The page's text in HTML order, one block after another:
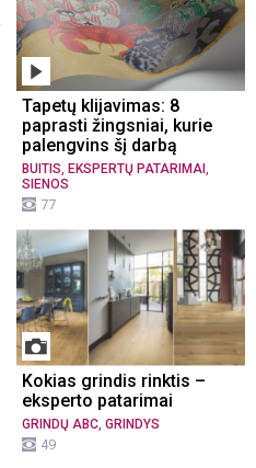
Tapetų klijavimas: 8
paprasti žingsniai, kurie
palengvins šį darbą
BUITIS EKSPERTŲ PATARIMAI
SIENOS
77
Kokias grindis rinktis –
eksperto patarimai
GRINDŲ ABC GRINDYS
49